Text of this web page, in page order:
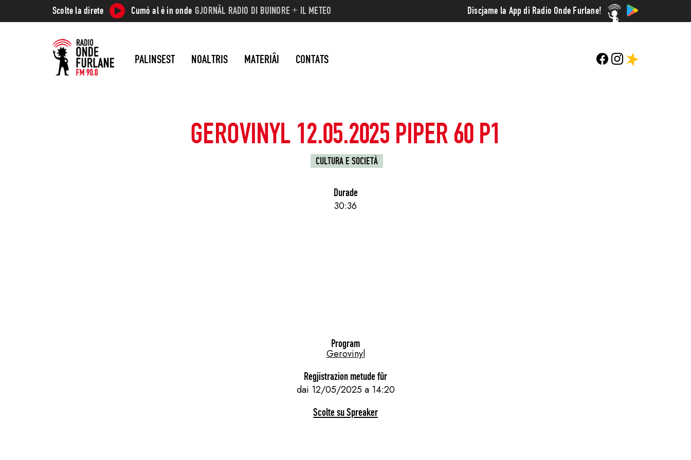
Scolte la direte Cumò al è in onde GJORNÂL RADIO DI BUINORE + IL METEO Discjame la App di Radio Onde Furlane!
PALINSEST NOALTRIS MATERIÂI CONTATS
GEROVINYL 12.05.2025 PIPER 60 P1
CULTURA E SOCIETÀ
Durade
30:36
Program
Gerovinyl
Regjistrazion metude fûr
dai 12/05/2025 a 14:20
Scolte su Spreaker